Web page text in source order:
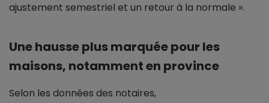
ajustement semestriel et un retour à la normale ».
Une hausse plus marquée pour les
maisons, notamment en province
Selon les données des notaires,